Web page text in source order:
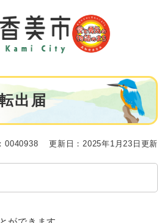
出届
0040938 更新日：2025年1月23日更新